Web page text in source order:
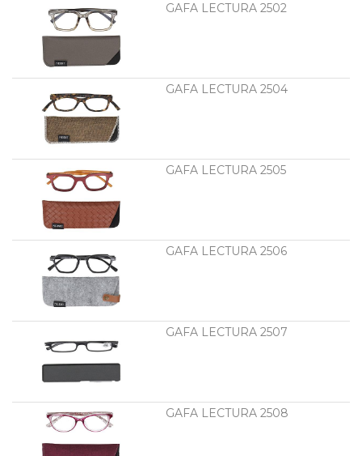
GAFA LECTURA 2502
GAFA LECTURA 2504
GAFA LECTURA 2505
GAFA LECTURA 2506
GAFA LECTURA 2507
GAFA LECTURA 2508